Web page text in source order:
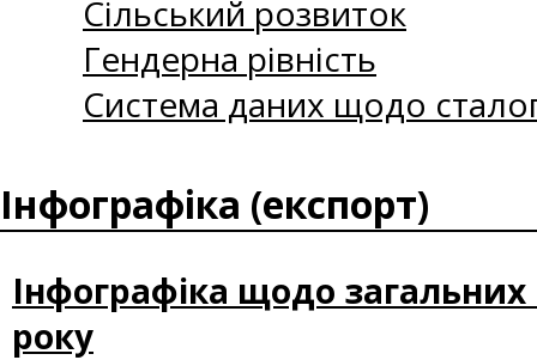
Сільський розвиток
Гендерна рівність
Система даних щодо
Інфографіка (експорт)
Інфографіка щодо загальних
року